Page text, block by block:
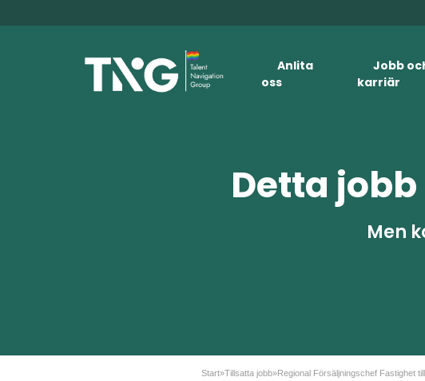
Anlita
oss
Jobb
karriär
Detta
Men
Start»Tillsatta jobb»